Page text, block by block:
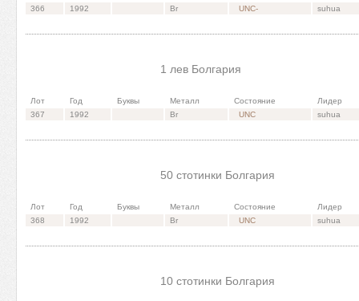
366
1992 Br UNC- suhua
1 лев Болгария
Лот Год Буквы Металл Состояние
Лидер
367
1992 Br UNC suhua
50 стотинки Болгария
Лот Год Буквы Металл Состояние
Лидер
368
1992 Br UNC suhua
10 стотинки Болгария